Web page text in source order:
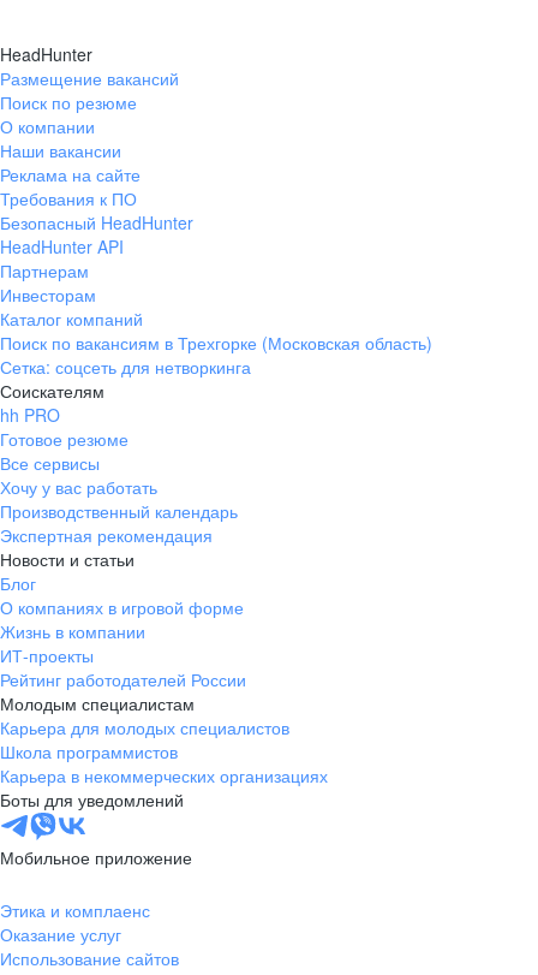
HeadHunter
Размещение вакансий
Поиск по резюме
О компании
Наши вакансии
Реклама на сайте
Требования к ПО
Безопасный HeadHunter
HeadHunter API
Партнерам
Инвесторам
Каталог компаний
Поиск по вакансиям в Трехгорке (Московская область)
Сетка: соцсеть для нетворкинга
Соискателям
hh PRO
Готовое резюме
Все сервисы
Хочу у вас работать
Производственный календарь
Экспертная рекомендация
Новости и статьи
Блог
О компаниях в игровой форме
Жизнь в компании
ИТ-проекты
Рейтинг работодателей России
Молодым специалистам
Карьера для молодых специалистов
Школа программистов
Карьера в некоммерческих организациях
Боты для уведомлений
Мобильное приложение
Этика и комплаенс
Оказание услуг
Использование сайтов